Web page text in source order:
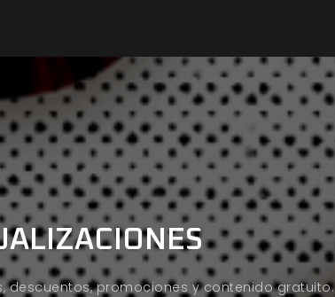
descuentos, promociones y contenido gratuito.